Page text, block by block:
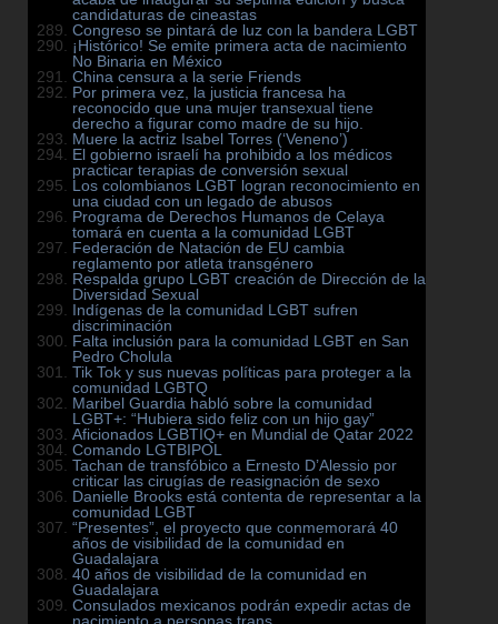
candidaturas de cineastas
Congreso se pintará de luz con la bandera LGBT
¡Histórico! Se emite primera acta de nacimiento
No Binaria en México
China censura a la serie Friends
Por primera vez, la justicia francesa ha
reconocido que una mujer transexual tiene
derecho a figurar como madre de su hijo.
Muere la actriz Isabel Torres (‘Veneno’)
El gobierno israelí ha prohibido a los médicos
practicar terapias de conversión sexual
Los colombianos LGBT logran reconocimiento en
una ciudad con un legado de abusos
Programa de Derechos Humanos de Celaya
tomará en cuenta a la comunidad LGBT
Federación de Natación de EU cambia
reglamento por atleta transgénero
Respalda grupo LGBT creación de Dirección de la
Diversidad Sexual
Indígenas de la comunidad LGBT sufren
discriminación
Falta inclusión para la comunidad LGBT en San
Pedro Cholula
Tik Tok y sus nuevas políticas para proteger a la
comunidad LGBTQ
Maribel Guardia habló sobre la comunidad
LGBT+: “Hubiera sido feliz con un hijo gay”
Aficionados LGBTIQ+ en Mundial de Qatar 2022
Comando LGTBIPOL
Tachan de transfóbico a Ernesto D’Alessio por
criticar las cirugías de reasignación de sexo
Danielle Brooks está contenta de representar a la
comunidad LGBT
“Presentes”, el proyecto que conmemorará 40
años de visibilidad de la comunidad en
Guadalajara
40 años de visibilidad de la comunidad en
Guadalajara
Consulados mexicanos podrán expedir actas de